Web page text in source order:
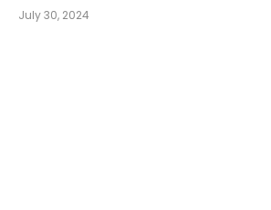
July 30, 2024